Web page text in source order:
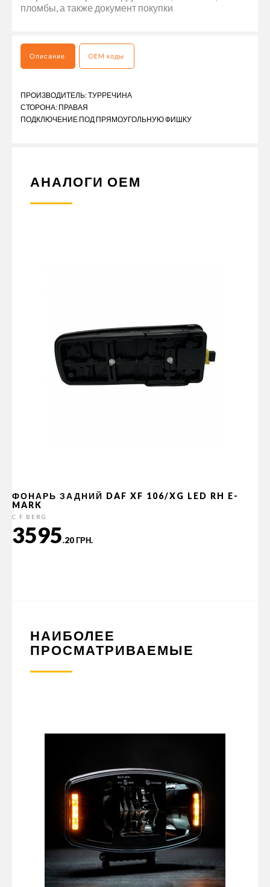
пломбы, а также документ покупки
Описание OEM коды
ПРОИЗВОДИТЕЛЬ: ТУРРЕЧИНА
СТОРОНА: ПРАВАЯ
ПОДКЛЮЧЕНИЕ ПОД ПРЯМОУГОЛЬНУЮ ФИШКУ
АНАЛОГИ ОЕМ
ФОНАРЬ ЗАДНИЙ DAF XF 106/XG LED RH E-
MARK
C.F.BERG
3595.20 ГРН.
НАИБОЛЕЕ
ПРОСМАТРИВАЕМЫЕ